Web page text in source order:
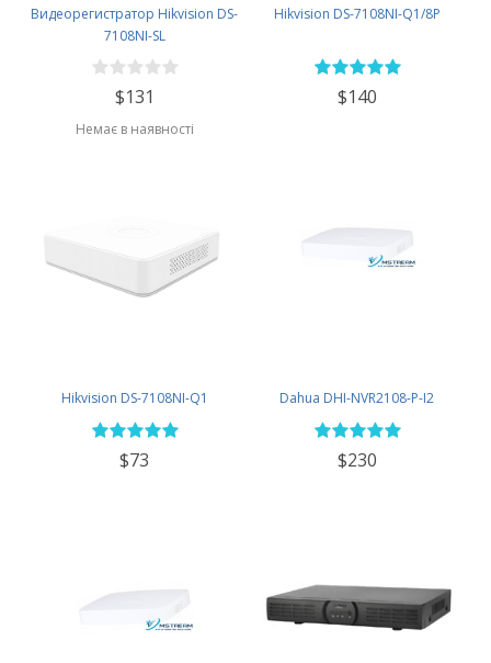
Видеорегистратор Hikvision DS-
7108NI-SL
$131
Немає в наявності
Hikvision DS-7108NI-Q1/8P
$140
Hikvision DS-7108NI-Q1
$73
Dahua DHI-NVR2108-P-I2
$230